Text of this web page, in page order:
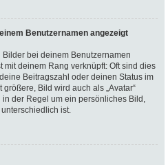
Benutzernamen angezeigt
bei deinem Benutzernamen
deinem Rang verknüpft: Oft sind dies
Beitragszahl oder deinen Status im
Bild wird auch als „Avatar“
der Regel um ein persönliches Bild,
ist.